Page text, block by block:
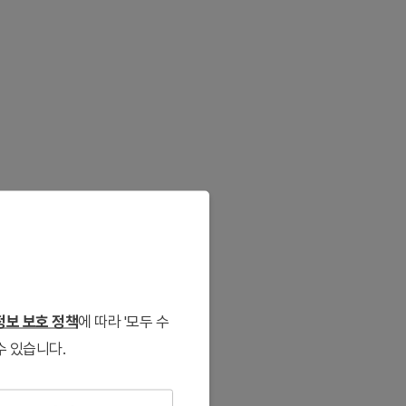
보 보호 정책에 따라 '모두 수
있습니다.